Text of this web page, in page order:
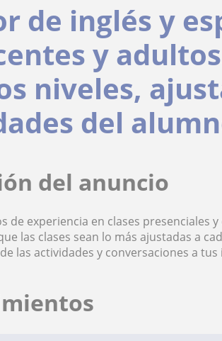
de inglés y
y
niveles,
del
del anuncio
de experiencia en clases presenciales
las clases sean lo más ajustadas a
las actividades y conversaciones a tus